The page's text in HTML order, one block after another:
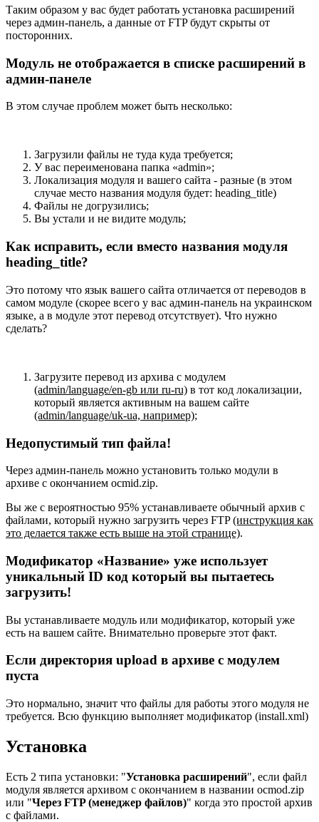
Таким образом у вас будет работать установка расширений
через админ-панель, а данные от FTP будут скрыты от
посторонних.
Модуль не отображается в списке расширений в
админ-панеле
В этом случае проблем может быть несколько:
Загрузили файлы не туда куда требуется;
У вас переименована папка «admin»;
Локализация модуля и вашего сайта - разные (в этом
случае место названия модуля будет: heading_title)
Файлы не догрузились;
Вы устали и не видите модуль;
Как исправить, если вместо названия модуля
heading_title?
Это потому что язык вашего сайта отличается от переводов в
самом модуле (скорее всего у вас админ-панель на украинском
языке, а в модуле этот перевод отсутствует). Что нужно
сделать?
Загрузите перевод из архива с модулем
(admin/language/en-gb или ru-ru) в тот код локализации,
который является активным на вашем сайте
(admin/language/uk-ua, например);
Недопустимый тип файла!
Через админ-панель можно установить только модули в
архиве с окончанием ocmid.zip.
Вы же с вероятностью 95% устанавливаете обычный архив с
файлами, который нужно загрузить через FTP(инструкция как
это делается также есть выше на этой странице).
Модификатор «Название» уже использует
уникальный ID код который вы пытаетесь
загрузить!
Вы устанавливаете модуль или модификатор, который уже
есть на вашем сайте. Внимательно проверьте этот факт.
Если директория upload в архиве с модулем
пуста
Это нормально, значит что файлы для работы этого модуля не
требуется. Всю функцию выполняет модификатор (install.xml)
Установка
Есть 2 типа установки: "Установка расширений", если файл
модуля является архивом с окончанием в названии ocmod.zip
или "Через FTP (менеджер файлов)" когда это простой архив
с файлами.